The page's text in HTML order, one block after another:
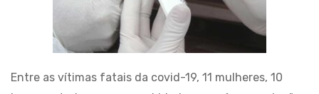
Entre as vítimas fatais da covid-19, 11 mulheres, 10